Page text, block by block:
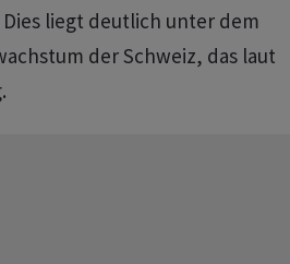
liegt deutlich unter dem
der Schweiz, das laut